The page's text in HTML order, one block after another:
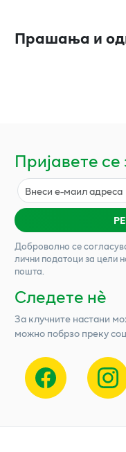
Прашања и
Пријавете
Доброволно се
лични податоци за цели
пошта.
Следете нѐ
За клучните настани
можно побрзо преку